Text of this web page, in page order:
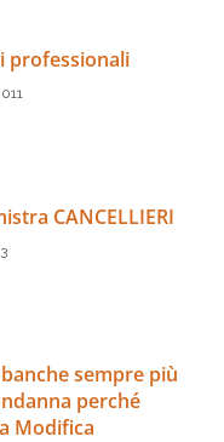
professionali
CANCELLIERI
sempre più
perché
Modifica